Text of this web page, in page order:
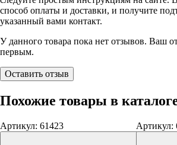
способ оплаты и доставки, и получите
указанный вами контакт.
У данного товара пока нет отзывов. Ваш
первым.
Оставить отзыв
Похожие товары в
Артикул: 61423 Артикул: